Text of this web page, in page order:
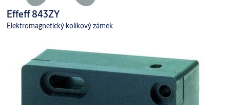
Effeff 843ZY
Elektromagnetický kolíkový zámek